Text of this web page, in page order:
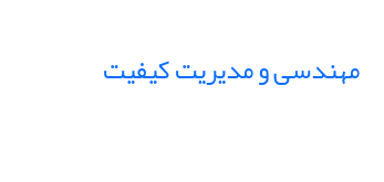
مهندسی و مدیریت کیفیت